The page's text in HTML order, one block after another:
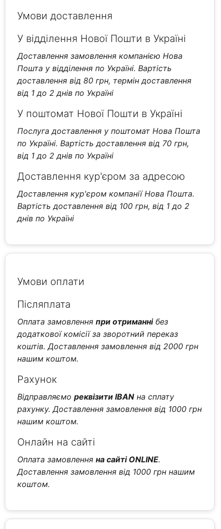
Умови доставлення
У відділення Нової Пошти в Україні
Доставлення замовлення компанією Нова
Пошта у відділення по Україні. Вартість
доставлення від 80 грн, термін доставлення
від 1 до 2 днів по Україні
У поштомат Нової Пошти в Україні
Послуга доставлення у поштомат Нова Пошта
по Україні. Вартість доставлення від 70 грн,
від 1 до 2 днів по Україні
Доставлення кур'єром за адресою
Доставлення кур'єром компанії Нова Пошта.
Вартість доставлення від 100 грн, від 1 до 2
днів по Україні
Умови оплати
Післяплата
Оплата замовленняпри отриманнібез
додаткової комісії за зворотний переказ
коштів. Доставлення замовлення від 2000 грн
нашим коштом.
Рахунок
Відправляємореквізити IBAN на сплату
рахунку. Доставлення замовлення від 1000 грн
нашим коштом.
Онлайн на сайті
Оплата замовленняна сайті ONLINE.
Доставлення замовлення від 1000 грн нашим
коштом.